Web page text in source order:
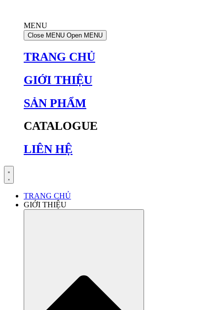
MENU
Close MENU Open MENU
TRANG CHỦ
GIỚI THIỆU
SẢN PHẨM
CATALOGUE
LIÊN HỆ
TRANG CHỦ
GIỚI THIỆU